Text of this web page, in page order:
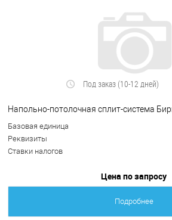
Под заказ (10-12 дней)
Напольно-потолочная сплит-система
Базовая единица
Реквизиты
Ставки налогов
Цена по запросу
Подробнее